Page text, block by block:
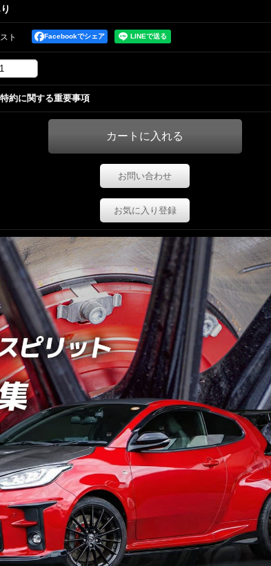
Facebookでシェア
約に関する重要事項
お問い合わせ
お気に入り登録